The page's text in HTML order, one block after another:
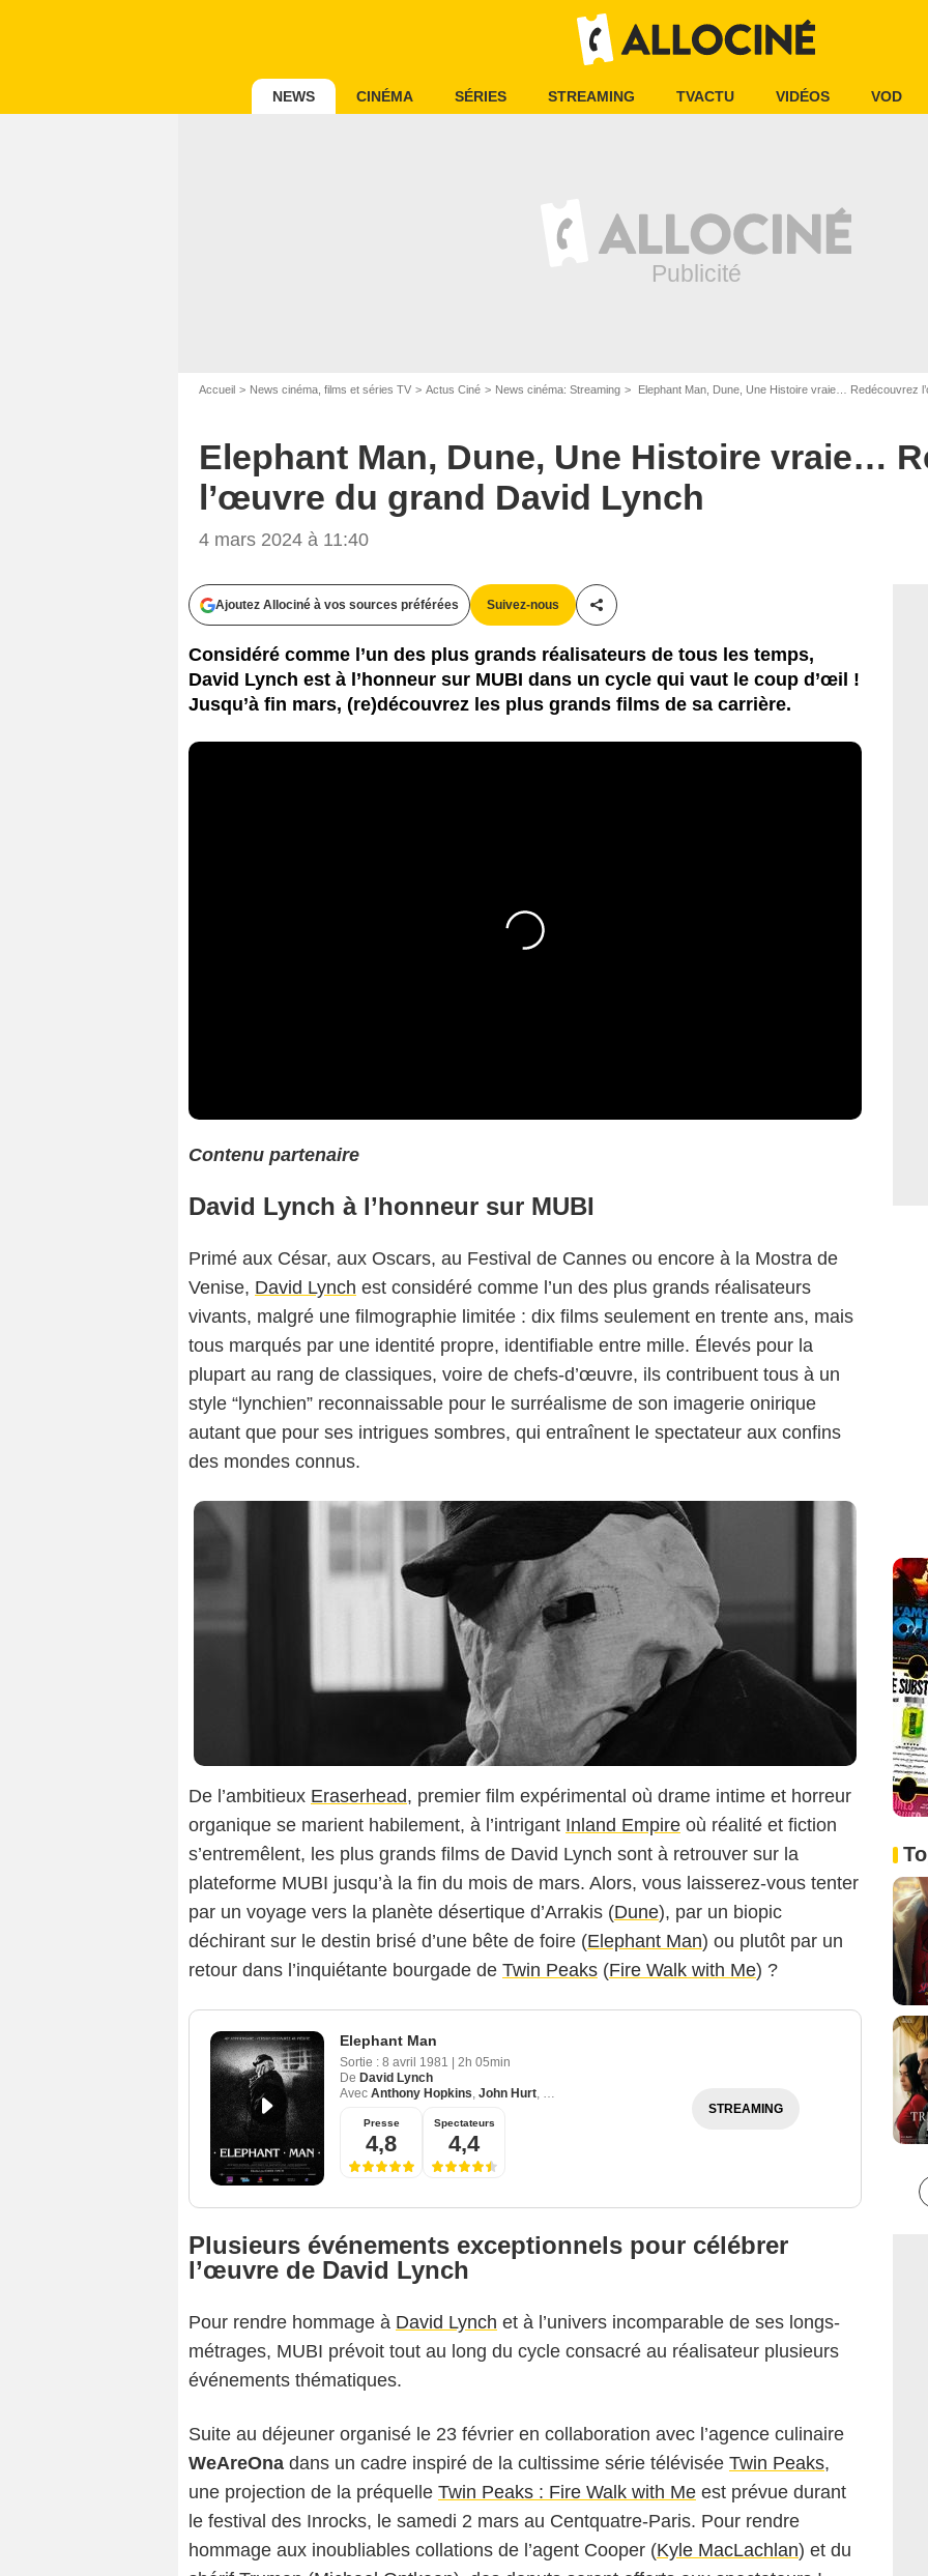
NEWS CINÉMA SÉRIES STREAMING TVACTU VIDÉOS VOD
Accueil News cinéma, films et séries TV Actus Ciné News cinéma: Streaming Elephant Man, Dune, Une Histoire vraie… Redécouvrez
Elephant Man, Dune, Une Histoire vraie…
l’œuvre du grand David Lynch
4 mars 2024 à 11:40
Ajoutez Allociné à vos sources préférées Suivez-nous
Partager cet article
Considéré comme l’un des plus grands réalisateurs de tous les temps,
David Lynch est à l’honneur sur MUBI dans un cycle qui vaut le coup d’œil !
Jusqu’à fin mars, (re)découvrez les plus grands films de sa carrière.
Contenu partenaire
David Lynch à l’honneur sur MUBI
Primé aux César, aux Oscars, au Festival de Cannes ou encore à la Mostra de
Venise, David Lynch est considéré comme l’un des plus grands réalisateurs
vivants, malgré une filmographie limitée : dix films seulement en trente ans, mais
tous marqués par une identité propre, identifiable entre mille. Élevés pour la
plupart au rang de classiques, voire de chefs-d’œuvre, ils contribuent tous à un
style “lynchien” reconnaissable pour le surréalisme de son imagerie onirique
autant que pour ses intrigues sombres, qui entraînent le spectateur aux confins
des mondes connus.
De l’ambitieux Eraserhead, premier film expérimental où drame intime et horreur
organique se marient habilement, à l’intrigant Inland Empire où réalité et fiction
s’entremêlent, les plus grands films de David Lynch sont à retrouver sur la
plateforme MUBI jusqu’à la fin du mois de mars. Alors, vous laisserez-vous tenter
par un voyage vers la planète désertique d’Arrakis (Dune), par un biopic
déchirant sur le destin brisé d’une bête de foire (Elephant Man) ou plutôt par un
retour dans l’inquiétante bourgade de Twin Peaks (Fire Walk with Me) ?
Elephant Man
Sortie : 8 avril 1981
2h 05min
De David Lynch
Avec Anthony Hopkins, John Hurt, Anne Bancroft
Presse
4,8
Spectateurs
4,4
STREAMING
Plusieurs événements exceptionnels pour célébrer
l’œuvre de David Lynch
Pour rendre hommage à David Lynch et à l’univers incomparable de ses longs-
métrages, MUBI prévoit tout au long du cycle consacré au réalisateur plusieurs
événements thématiques.
Suite au déjeuner organisé le 23 février en collaboration avec l’agence culinaire
WeAreOna dans un cadre inspiré de la cultissime série télévisée Twin Peaks,
une projection de la préquelle Twin Peaks : Fire Walk with Me est prévue durant
le festival des Inrocks, le samedi 2 mars au Centquatre-Paris. Pour rendre
hommage aux inoubliables collations de l’agent Cooper (Kyle MacLachlan) et du
Copyright MUBI